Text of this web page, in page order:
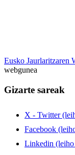
Eusko Jaurlaritzaren
webgunea
Gizarte sareak
X - Twitter
Facebook
Linkedin